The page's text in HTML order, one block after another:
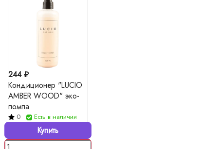
244 ₽
Кондиционер "LUCIO
AMBER WOOD" эко-
помпа
0 Есть в наличии
Купить